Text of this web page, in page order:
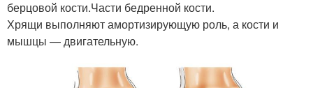
берцовой кости.Части бедренной кости.
Хрящи выполняют амортизирующую роль, а кости и
мышцы — двигательную.